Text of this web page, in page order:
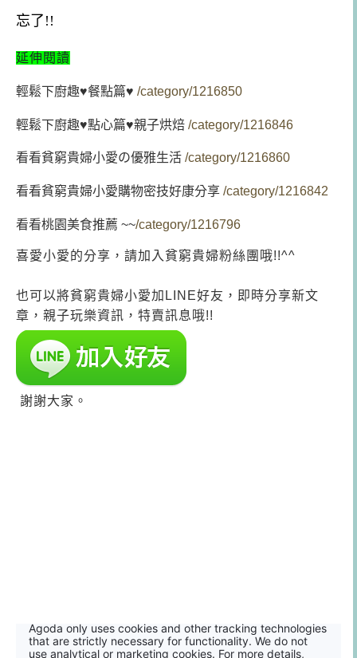
忘了!!
延伸閱讀
輕鬆下廚趣♥餐點篇♥ /category/1216850
輕鬆下廚趣♥點心篇♥親子烘焙 /category/1216846
看看貧窮貴婦小愛の優雅生活 /category/1216860
看看貧窮貴婦小愛購物密技好康分享 /category/1216842
看看桃園美食推薦 ~~/category/1216796
喜愛小愛的分享，請加入貧窮貴婦粉絲團哦!!^^
也可以將貧窮貴婦小愛加LINE好友，即時分享新文
章，親子玩樂資訊，特賣訊息哦!!
謝謝大家。